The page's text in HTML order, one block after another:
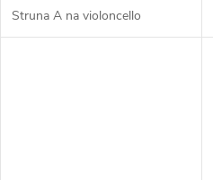
Struna A na violoncello